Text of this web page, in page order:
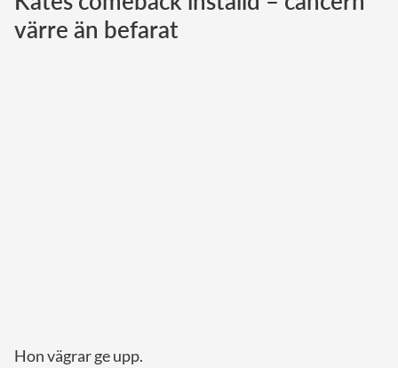
Norska kungahuset
värre än befarat
Hon vägrar ge upp.